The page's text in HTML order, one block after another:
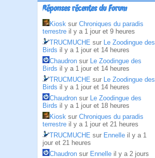
Réponses récentes du Forum
Kiosk sur Chroniques du paradis
terrestre il y a 1 jour et 9 heures
TRUCMUCHE sur Le Zoodingue des
Birds il y a 1 jour et 14 heures
Chaudron sur Le Zoodingue des
Birds il y a 1 jour et 14 heures
TRUCMUCHE sur Le Zoodingue des
Birds il y a 1 jour et 14 heures
Chaudron sur Le Zoodingue des
Birds il y a 1 jour et 18 heures
Kiosk sur Chroniques du paradis
terrestre il y a 1 jour et 21 heures
TRUCMUCHE sur Ennelle il y a 1
jour et 21 heures
Chaudron sur Ennelle il y a 2 jours